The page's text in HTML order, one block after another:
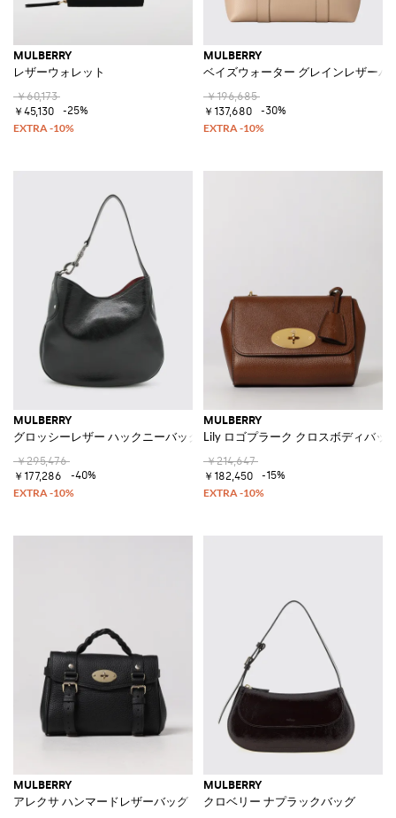
MULBERRY
レザーウォレット
￥60,173
￥45,130
-25%
MULBERRY
ベイズウォーター グレインレザーバ
￥196,685
￥137,680
-30%
MULBERRY
グロッシーレザー ハックニーバッグ
￥295,476
￥177,286
-40%
MULBERRY
Lily ロゴプラーク クロスボディバッ
￥214,647
￥182,450
-15%
MULBERRY
アレクサ ハンマードレザーバッグ
MULBERRY
クロベリー ナプラックバッグ